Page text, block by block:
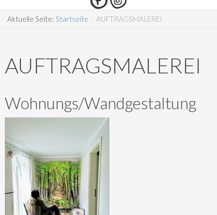
Aktuelle Seite: Startseite / AUFTRAGSMALEREI
AUFTRAGSMALEREI
Wohnungs/Wandgestaltung